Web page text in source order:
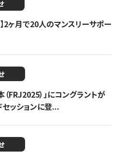
2ヶ月で20人のマンスリーサポー
（FRJ2025）」にコングラントが
セッションに登...